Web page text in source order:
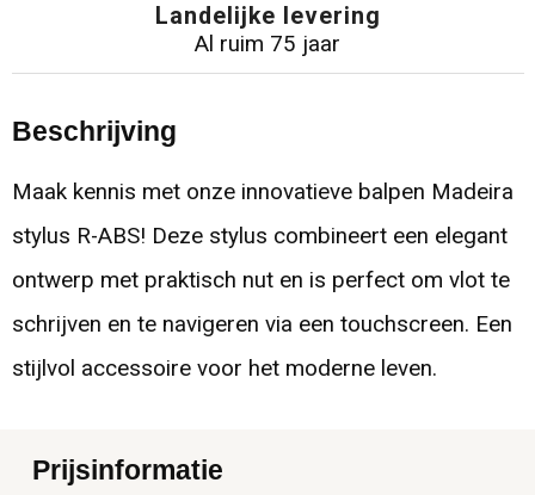
Landelijke levering
Al ruim 75 jaar
Beschrijving
Maak kennis met onze innovatieve balpen Madeira
stylus R-ABS! Deze stylus combineert een elegant
ontwerp met praktisch nut en is perfect om vlot te
schrijven en te navigeren via een touchscreen. Een
stijlvol accessoire voor het moderne leven.
Prijsinformatie